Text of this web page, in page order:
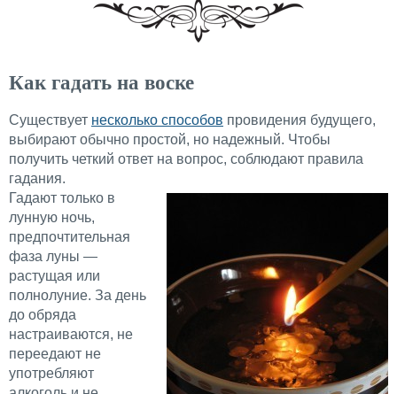
Как гадать на воске
Существует несколько способов провидения будущего,
выбирают обычно простой, но надежный. Чтобы
получить четкий ответ на вопрос, соблюдают правила
гадания.
Гадают только в
лунную ночь,
предпочтительная
фаза луны —
растущая или
полнолуние. За день
до обряда
настраиваются, не
переедают не
употребляют